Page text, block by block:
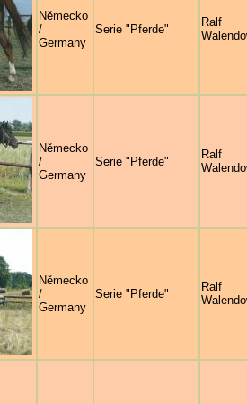
Německo
/
Germany
Serie "Pferde"
Ralf
Německo
/
Germany
Serie "Pferde"
Ralf
Německo
/
Germany
Serie "Pferde"
Ralf